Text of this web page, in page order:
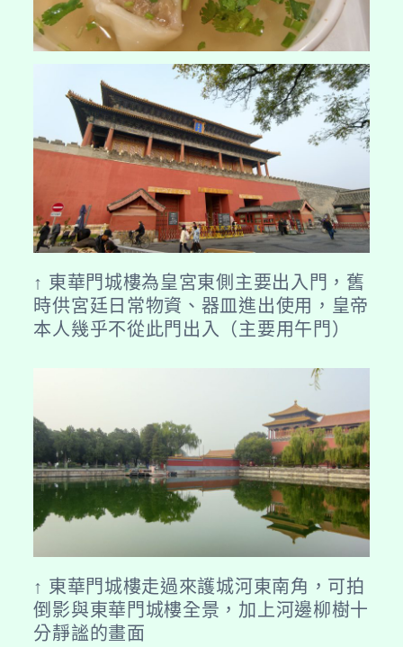
↑ 東華門城樓為皇宮東側主要出入門，舊
時供宮廷日常物資、器皿進出使用，皇帝
本人幾乎不從此門出入（主要用午門）
↑ 東華門城樓走過來護城河東南角，可拍
倒影與東華門城樓全景，加上河邊柳樹十
分靜謐的畫面